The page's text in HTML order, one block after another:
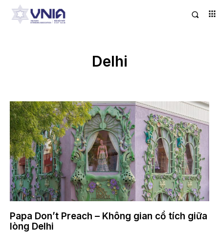
Delhi
Papa Don’t Preach – Không gian cổ tích giữa
lòng Delhi